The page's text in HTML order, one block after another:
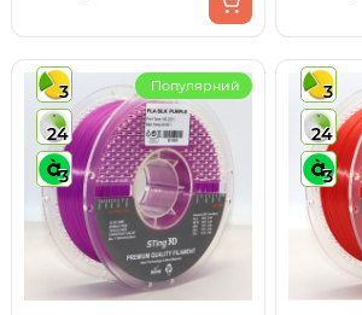
3
24
3
Популярний
3
24
3